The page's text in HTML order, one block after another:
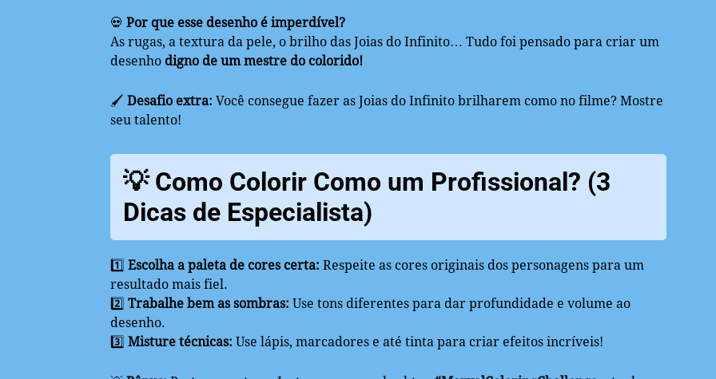
💀 Por que esse desenho é imperdível?
As rugas, a textura da pele, o brilho das Joias do Infinito… Tudo foi pensado para criar um
desenho digno de um mestre do colorido!
🖌️ Desafio extra: Você consegue fazer as Joias do Infinito brilharem como no filme? Mostre
seu talento!
💡 Como Colorir Como um Profissional? (3
Dicas de Especialista)
1️⃣ Escolha a paleta de cores certa: Respeite as cores originais dos personagens para um
resultado mais fiel.
2️⃣ Trabalhe bem as sombras: Use tons diferentes para dar profundidade e volume ao
desenho.
3️⃣ Misture técnicas: Use lápis, marcadores e até tinta para criar efeitos incríveis!